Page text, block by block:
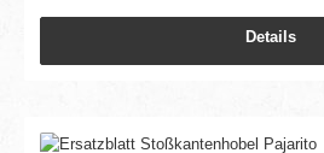
Details